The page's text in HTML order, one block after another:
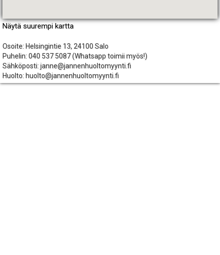
Näytä suurempi kartta
Osoite: Helsingintie 13, 24100 Salo
Puhelin: 040 537 5087 (Whatsapp toimii myös!)
Sähköposti: janne@jannenhuoltomyynti.fi
Huolto: huolto@jannenhuoltomyynti.fi